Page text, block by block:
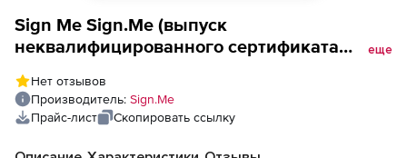
Sign Me Sign.Me (выпуск
неквалифицированного сертификата
месяцев при количестве Заявителей за 1
месяц), Количество заявителей
еще
Нет отзывов
Производитель: Sign.Me
Прайс-лист
Скопировать ссылку